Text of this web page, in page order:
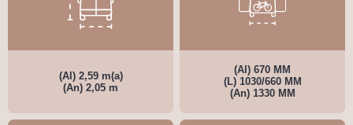
(Al) 2,59 m(a)
(An) 2,05 m
(Al) 670 MM
(L) 1030/660 MM
(An) 1330 MM